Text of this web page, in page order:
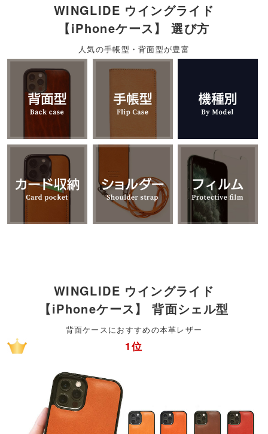
WINGLIDE ウイングライド
【iPhoneケース】 選び方
人気の手帳型・背面型が豊富
WINGLIDE ウイングライド
【iPhoneケース】 背面シェル型
背面ケースにおすすめの本革レザー
1位